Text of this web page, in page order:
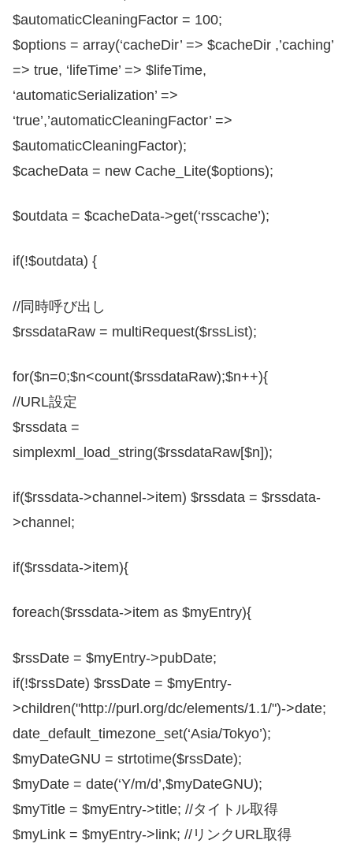
$automaticCleaningFactor = 100;
$options = array(‘cacheDir’ => $cacheDir ,’caching’
=> true, ‘lifeTime’ => $lifeTime,
‘automaticSerialization’ =>
‘true’,’automaticCleaningFactor’ =>
$automaticCleaningFactor);
$cacheData = new Cache_Lite($options);
$outdata = $cacheData->get(‘rsscache’);
if(!$outdata) {
//同時呼び出し
$rssdataRaw = multiRequest($rssList);
for($n=0;$n<count($rssdataRaw);$n++){
//URL設定
$rssdata =
simplexml_load_string($rssdataRaw[$n]);
if($rssdata->channel->item) $rssdata = $rssdata-
>channel;
if($rssdata->item){
foreach($rssdata->item as $myEntry){
$rssDate = $myEntry->pubDate;
if(!$rssDate) $rssDate = $myEntry-
>children("http://purl.org/dc/elements/1.1/")->date;
date_default_timezone_set(‘Asia/Tokyo’);
$myDateGNU = strtotime($rssDate);
$myDate = date(‘Y/m/d’,$myDateGNU);
$myTitle = $myEntry->title; //タイトル取得
$myLink = $myEntry->link; //リンクURL取得